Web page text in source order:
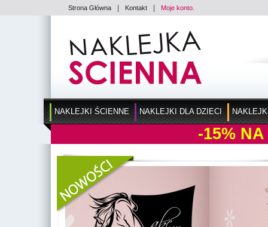
Strona Główna Kontakt Moje konto.
NAKLEJKI ŚCIENNE NAKLEJKI DLA DZIECI
-15% NA